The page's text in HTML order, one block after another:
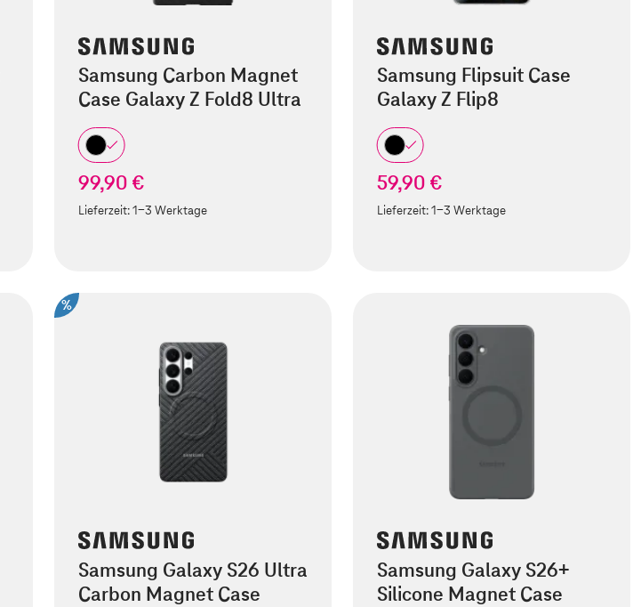
Samsung Carbon Magnet
Case Galaxy Z Fold8 Ultra
99,90 €
Lieferzeit:1-3 Werktage
Samsung Flipsuit Case
Galaxy Z Flip8
59,90 €
Lieferzeit:1-3 Werktage
%
Samsung Galaxy S26 Ultra
Carbon Magnet Case
Samsung Galaxy S26+
Silicone Magnet Case